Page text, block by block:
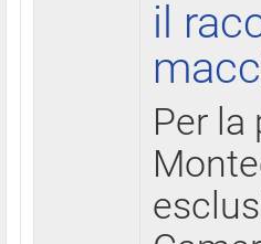
il
Per